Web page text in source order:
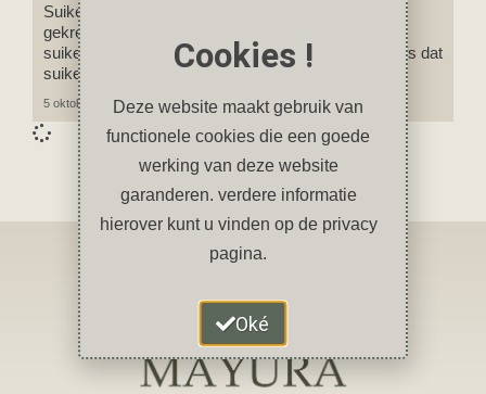
Suiker heeft de laatste jaren een slechte reputatie
gekregen. Suiker is ongezond, suiker maakt je dik,
suiker is verslavend, sommige mensen zeggen zelfs dat
suiker vergif is!
5 oktober 2023 Geen reacties
Cookies !
Deze website maakt gebruik van
functionele cookies die een goede
werking van deze website
garanderen. verdere informatie
hierover kunt u vinden op de privacy
pagina.
Oké